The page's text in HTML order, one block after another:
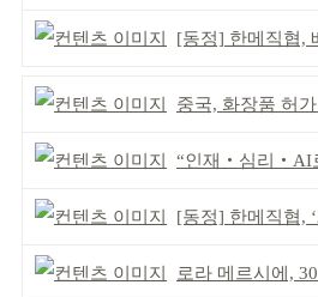
[동정] 한메직협, 베트
중국, 화장품 허가·등록
“인재‧심리‧AI
[동정] 한메직협,
로라 메르시에, 30년